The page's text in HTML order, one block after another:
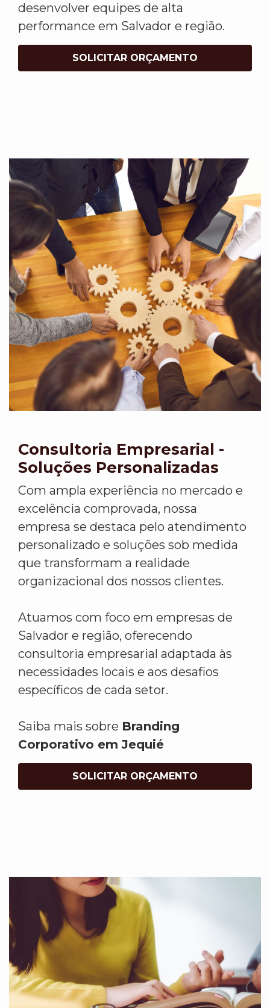
desenvolver equipes de alta
performance em Salvador e região.
SOLICITAR ORÇAMENTO
Consultoria Empresarial -
Soluções Personalizadas
Com ampla experiência no mercado e
excelência comprovada, nossa
empresa se destaca pelo atendimento
personalizado e soluções sob medida
que transformam a realidade
organizacional dos nossos clientes.
Atuamos com foco em empresas de
Salvador e região, oferecendo
consultoria empresarial adaptada às
necessidades locais e aos desafios
específicos de cada setor.
Saiba mais sobre Branding
Corporativo em Jequié
SOLICITAR ORÇAMENTO